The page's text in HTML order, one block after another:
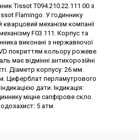
Tissot T094.210.22.111.00 з
Flamingo. У годиннику
механізм компанії
F03.111. Корпус та
виконані з нержавіючої
покриттям кольору рожеве
має відмінні антикорозійні
Діаметр корпусу: 26 мм.
Циферблат перламутрового
дати. Індикація:
міцне сапфірове скло.
5 атм.